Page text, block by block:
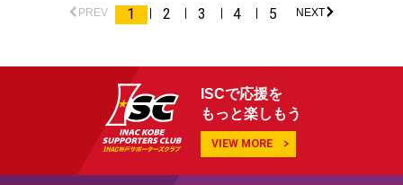
PREV 1 2 3 4 5 NEXT
ISCで応援を
もっと楽しもう
VIEW MORE